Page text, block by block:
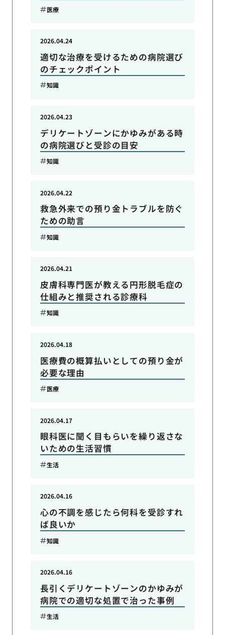
医療
適切な治療を受けるための病院選び
のチェックポイント
2026.04.24
知識
デリケートゾーンにかゆみがある時
の病院選びと受診の目安
2026.04.23
知識
救急外来での預り金トラブルを防ぐ
ための助言
2026.04.22
知識
皮膚科専門医が教える円形脱毛症の
仕組みと推奨される診療科
2026.04.21
知識
医療費の概算払いとしての預り金が
必要な理由
2026.04.18
医療
眼科医に聞く目もらいを繰り返さな
いための生活習慣
2026.04.17
生活
心の不調を感じたら何科を受診すれ
ば良いか
2026.04.16
知識
長引くデリケートゾーンのかゆみが
病院での適切な処置で治った事例
2026.04.16
生活